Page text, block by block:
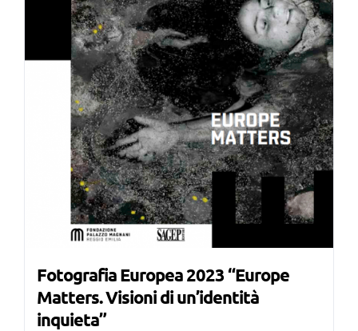
Fotografia Europea 2023 “Europe
Matters. Visioni di un’identità
inquieta”